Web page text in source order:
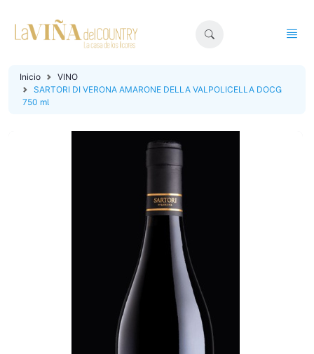
Inicio
VINO
SARTORI DI VERONA AMARONE DELLA VALPOLICELLA DOCG
750 ml